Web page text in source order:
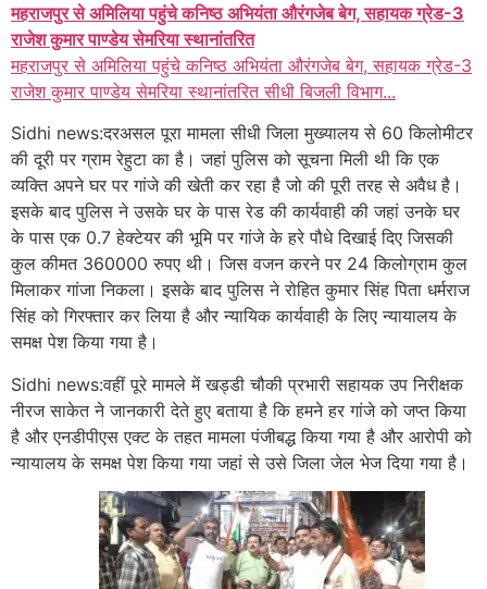
महराजपुर से अमिलिया पहुंचे कनिष्ठ अभियंता औरंगजेब बेग, सहायक ग्रेड-3
राजेश कुमार पाण्डेय सेमरिया स्थानांतरित
महराजपुर से अमिलिया पहुंचे कनिष्ठ अभियंता औरंगजेब बेग, सहायक ग्रेड-3
राजेश कुमार पाण्डेय सेमरिया स्थानांतरित सीधी बिजली विभाग...
Sidhi news:दरअसल पूरा मामला सीधी जिला मुख्यालय से 60 किलोमीटर
की दूरी पर ग्राम रेहुटा का है। जहां पुलिस को सूचना मिली थी कि एक
व्यक्ति अपने घर पर गांजे की खेती कर रहा है जो की पूरी तरह से अवैध है।
इसके बाद पुलिस ने उसके घर के पास रेड की कार्यवाही की जहां उनके घर
के पास एक 0.7 हेक्टेयर की भूमि पर गांजे के हरे पौधे दिखाई दिए जिसकी
कुल कीमत 360000 रुपए थी। जिस वजन करने पर 24 किलोग्राम कुल
मिलाकर गांजा निकला। इसके बाद पुलिस ने रोहित कुमार सिंह पिता धर्मराज
सिंह को गिरफ्तार कर लिया है और न्यायिक कार्यवाही के लिए न्यायालय के
समक्ष पेश किया गया है।
Sidhi news:वहीं पूरे मामले में खड्डी चौकी प्रभारी सहायक उप निरीक्षक
नीरज साकेत ने जानकारी देते हुए बताया है कि हमने हर गांजे को जप्त किया
है और एनडीपीएस एक्ट के तहत मामला पंजीबद्ध किया गया है और आरोपी को
न्यायालय के समक्ष पेश किया गया जहां से उसे जिला जेल भेज दिया गया है।